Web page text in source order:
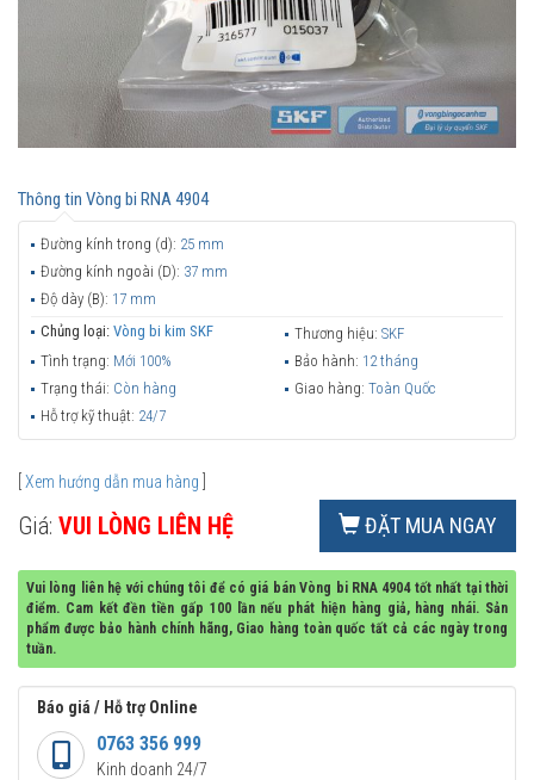
Thông tin Vòng bi RNA 4904
Đường kính trong (d): 25 mm
Đường kính ngoài (D): 37 mm
Độ dày (B): 17 mm
Chủng loại: Vòng bi kim SKF Thương hiệu: SKF
Tình trạng: Mới 100% Bảo hành: 12 tháng
Trạng thái: Còn hàng Giao hàng: Toàn Quốc
Hỗ trợ kỹ thuật: 24/7
Xem hướng dẫn mua hàng
Giá: VUI LÒNG LIÊN HỆ ĐẶT MUA NGAY
Vui lòng liên hệ với chúng tôi để có giá bán Vòng bi RNA 4904 tốt nhất tại thời
điểm. Cam kết đền tiền gấp 100 lần nếu phát hiện hàng giả, hàng nhái. Sản
phẩm được bảo hành chính hãng, Giao hàng toàn quốc tất cả các ngày trong
tuần.
Báo giá / Hỗ trợ Online
0763 356 999
Kinh doanh 24/7